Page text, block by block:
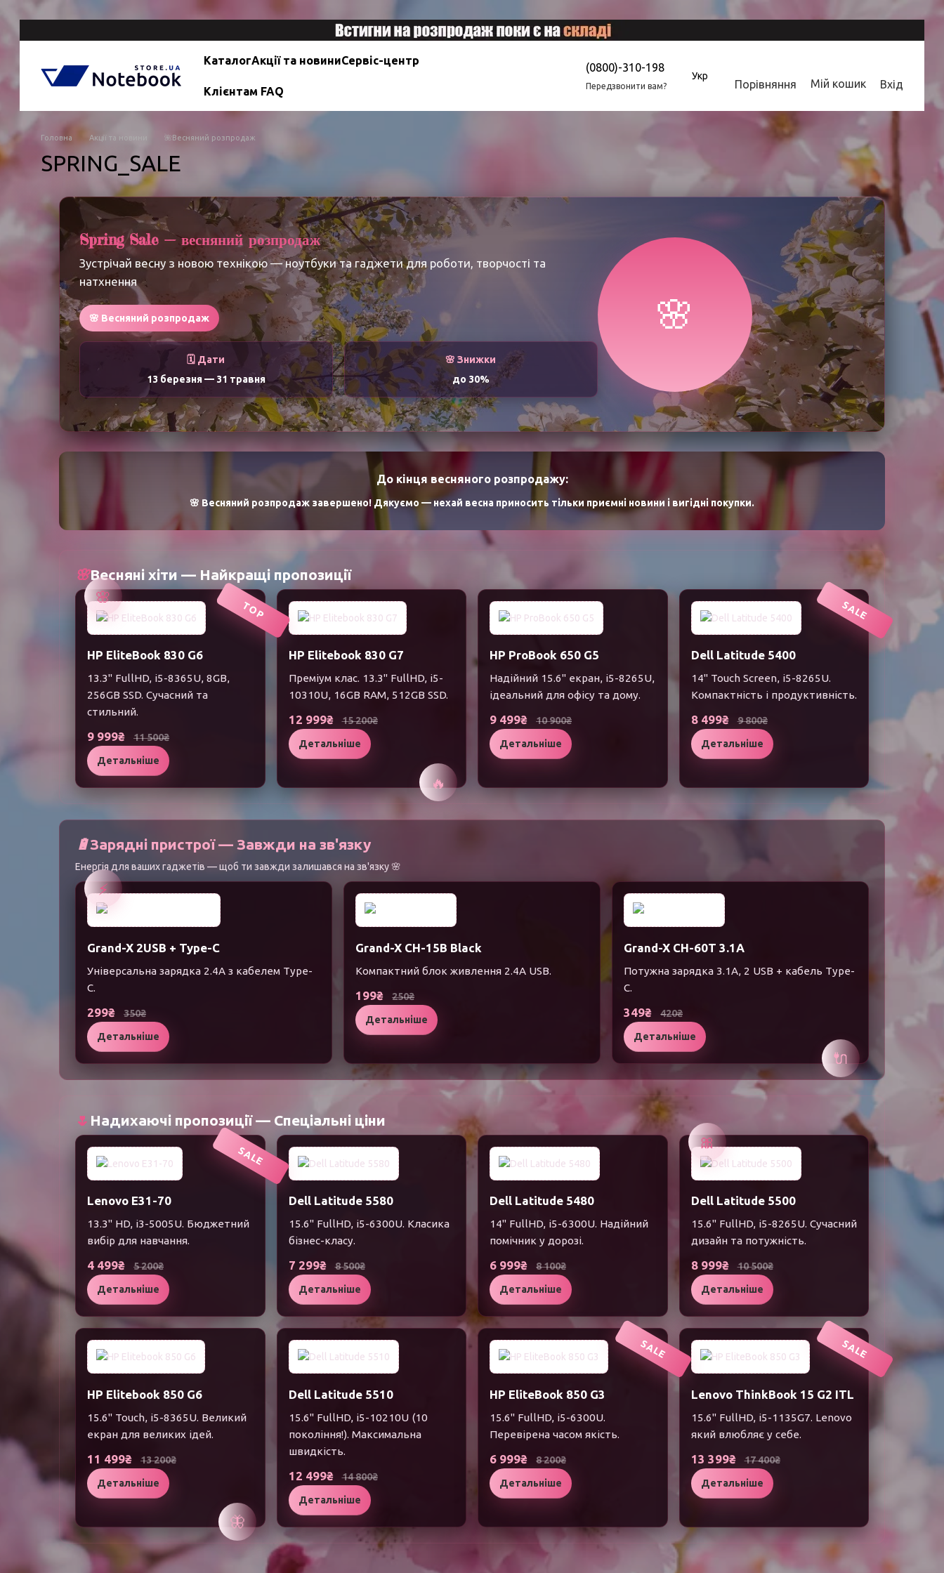
КаталогАкції та новиниСервіс-центр
Клієнтам FAQ
(0800)-310-198
Передзвонити вам?
Укр
Порівняння Мій кошик Вхід
Головна Акції та новини 🌺Весняний розпродаж
SPRING_SALE
Spring Sale — весняний розпродаж
Зустрічай весну з новою технікою — ноутбуки та гаджети для роботи, творчості та
натхнення
🌸 Весняний розпродаж
🗓️ Дати
13 березня— 31 травня
🌸 Знижки
до 30%
🌸
До кінця весняного розпродажу:
🌸 Весняний розпродаж завершено! Дякуємо — нехай весна приносить тільки приємні новини і вигідні покупки.
🌸Весняні хіти — Найкращі пропозиції
🌸
TOP
HP EliteBook 830 G6
13.3" FullHD, i5-8365U, 8GB,
256GB SSD. Сучасний та
стильний.
9 999₴ 11 500₴
Детальніше
🔥
HP Elitebook 830 G7
Преміум клас. 13.3" FullHD, i5-
10310U, 16GB RAM, 512GB SSD.
12 999₴ 15 200₴
Детальніше
HP ProBook 650 G5
Надійний 15.6" екран, i5-8265U,
ідеальний для офісу та дому.
9 499₴ 10 900₴
Детальніше
SALE
Dell Latitude 5400
14" Touch Screen, i5-8265U.
Компактність і продуктивність.
8 499₴ 9 800₴
Детальніше
🔋Зарядні пристрої — Завжди на зв'язку
Енергія для ваших гаджетів — щоб ти завжди залишався на зв'язку 🌸
⚡
Grand-X 2USB + Type-C
Універсальна зарядка 2.4A з кабелем Type-
C.
299₴ 350₴
Детальніше
Grand-X CH-15B Black
Компактний блок живлення 2.4A USB.
199₴ 250₴
Детальніше
🔌
Grand-X CH-60T 3.1A
Потужна зарядка 3.1A, 2 USB + кабель Type-
C.
349₴ 420₴
Детальніше
🌷 Надихаючі пропозиції — Спеціальні ціни
SALE
Lenovo E31-70
13.3" HD, i3-5005U. Бюджетний
вибір для навчання.
4 499₴ 5 200₴
Детальніше
Dell Latitude 5580
15.6" FullHD, i5-6300U. Класика
бізнес-класу.
7 299₴ 8 500₴
Детальніше
Dell Latitude 5480
14" FullHD, i5-6300U. Надійний
помічник у дорозі.
6 999₴ 8 100₴
Детальніше
🎀
Dell Latitude 5500
15.6" FullHD, i5-8265U. Сучасний
дизайн та потужність.
8 999₴ 10 500₴
Детальніше
🦋
HP Elitebook 850 G6
15.6" Touch, i5-8365U. Великий
екран для великих ідей.
11 499₴ 13 200₴
Детальніше
Dell Latitude 5510
15.6" FullHD, i5-10210U (10
покоління!). Максимальна
швидкість.
12 499₴ 14 800₴
Детальніше
SALE
HP EliteBook 850 G3
15.6" FullHD, i5-6300U.
Перевірена часом якість.
6 999₴ 8 200₴
Детальніше
SALE
Lenovo ThinkBook 15 G2 ITL
15.6" FullHD, i5-1135G7. Lenovo
який влюбляє у себе.
13 399₴ 17 400₴
Детальніше